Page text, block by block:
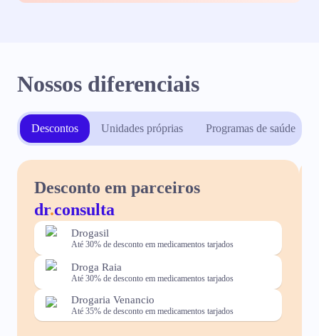
Nossos diferenciais
Descontos Unidades próprias Programas de saúde
Desconto em parceiros
dr.consulta
Drogasil
Até 30% de desconto em medicamentos tarjados
Droga Raia
Até 30% de desconto em medicamentos tarjados
Drogaria Venancio
Até 35% de desconto em medicamentos tarjados